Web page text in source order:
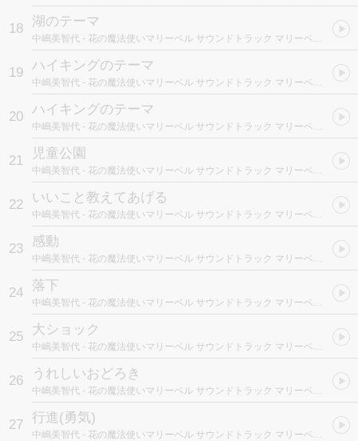
18 湖のテーマ
中嶋美智代 - 花の魔法使いマリーベル サウンドトラック マリーベルと歌おう!
19 ハイキングのテーマ
中嶋美智代 - 花の魔法使いマリーベル サウンドトラック マリーベルと歌おう!
20 ハイキングのテーマ
中嶋美智代 - 花の魔法使いマリーベル サウンドトラック マリーベルと歌おう!
21 児童公園
中嶋美智代 - 花の魔法使いマリーベル サウンドトラック マリーベルと歌おう!
22 いいこと教えてあげる
中嶋美智代 - 花の魔法使いマリーベル サウンドトラック マリーベルと歌おう!
23 感動
中嶋美智代 - 花の魔法使いマリーベル サウンドトラック マリーベルと歌おう!
24 落下
中嶋美智代 - 花の魔法使いマリーベル サウンドトラック マリーベルと歌おう!
25 大ショック
中嶋美智代 - 花の魔法使いマリーベル サウンドトラック マリーベルと歌おう!
26 うれしいおどろき
中嶋美智代 - 花の魔法使いマリーベル サウンドトラック マリーベルと歌おう!
27 行進(勇気)
中嶋美智代 - 花の魔法使いマリーベル サウンドトラック マリーベルと歌おう!